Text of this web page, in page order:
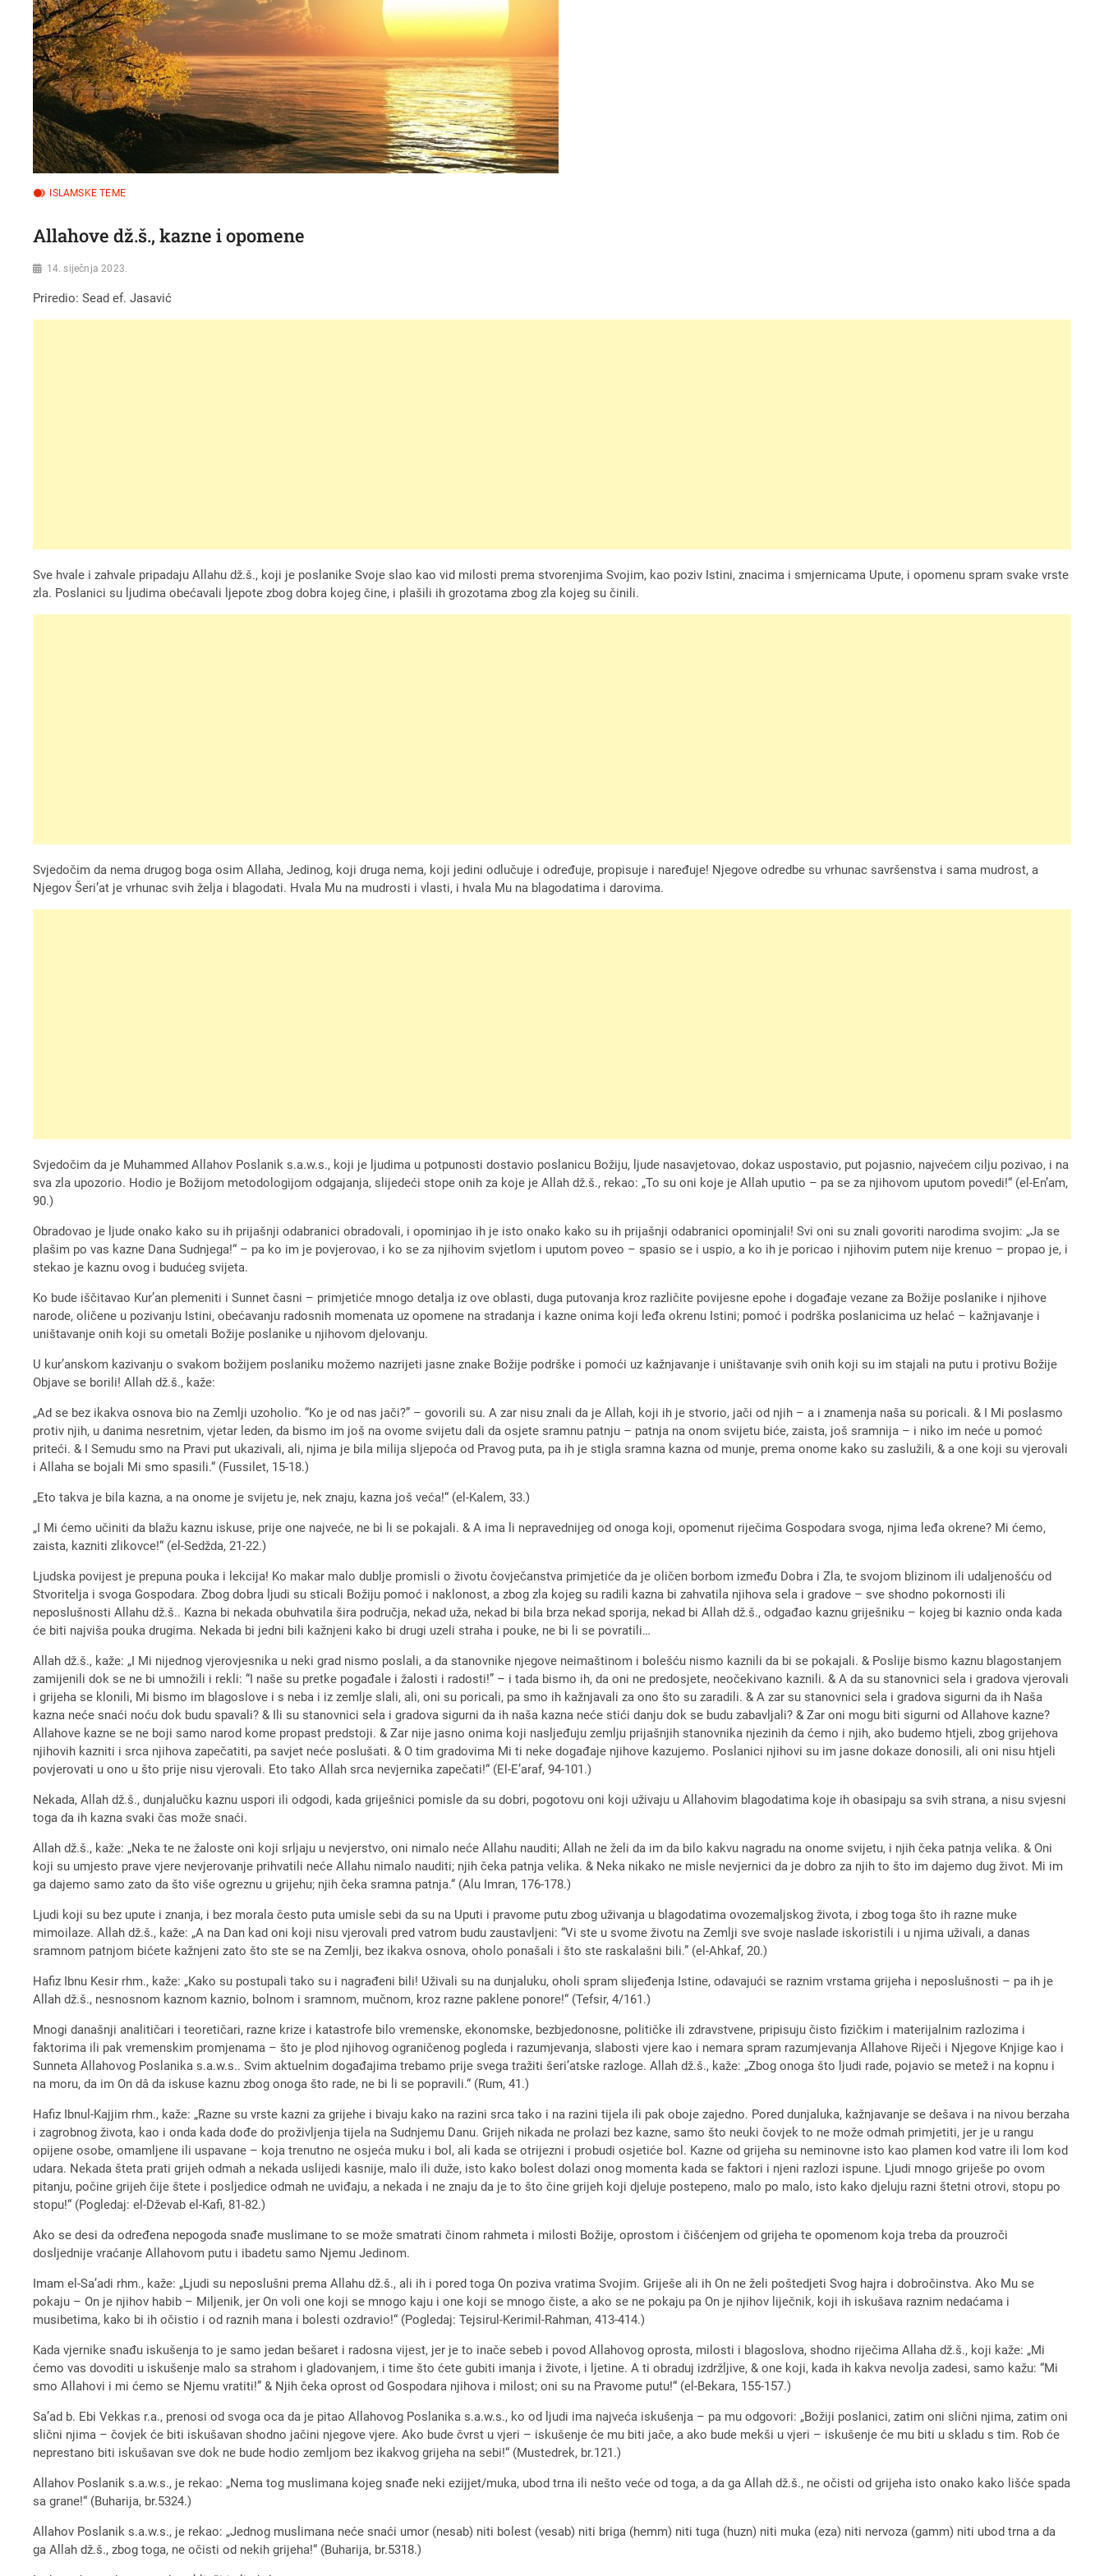
ISLAMSKE TEME
Allahove dž.š., kazne i opomene
14. siječnja 2023.
Priredio: Sead ef. Jasavić
Sve hvale i zahvale pripadaju Allahu dž.š., koji je poslanike Svoje slao kao vid milosti prema stvorenjima Svojim, kao poziv Istini, znacima i smjernicama Upute, i opomenu spram svake vrste
zla. Poslanici su ljudima obećavali ljepote zbog dobra kojeg čine, i plašili ih grozotama zbog zla kojeg su činili.
Svjedočim da nema drugog boga osim Allaha, Jedinog, koji druga nema, koji jedini odlučuje i određuje, propisuje i naređuje! Njegove odredbe su vrhunac savršenstva i sama mudrost, a
Njegov Šeri’at je vrhunac svih želja i blagodati. Hvala Mu na mudrosti i vlasti, i hvala Mu na blagodatima i darovima.
Svjedočim da je Muhammed Allahov Poslanik s.a.w.s., koji je ljudima u potpunosti dostavio poslanicu Božiju, ljude nasavjetovao, dokaz uspostavio, put pojasnio, najvećem cilju pozivao, i na
sva zla upozorio. Hodio je Božijom metodologijom odgajanja, slijedeći stope onih za koje je Allah dž.š., rekao: „To su oni koje je Allah uputio – pa se za njihovom uputom povedi!“ (el-En’am,
90.)
Obradovao je ljude onako kako su ih prijašnji odabranici obradovali, i opominjao ih je isto onako kako su ih prijašnji odabranici opominjali! Svi oni su znali govoriti narodima svojim: „Ja se
plašim po vas kazne Dana Sudnjega!“ – pa ko im je povjerovao, i ko se za njihovim svjetlom i uputom poveo – spasio se i uspio, a ko ih je poricao i njihovim putem nije krenuo – propao je, i
stekao je kaznu ovog i budućeg svijeta.
Ko bude iščitavao Kur’an plemeniti i Sunnet časni – primjetiće mnogo detalja iz ove oblasti, duga putovanja kroz različite povijesne epohe i događaje vezane za Božije poslanike i njihove
narode, oličene u pozivanju Istini, obećavanju radosnih momenata uz opomene na stradanja i kazne onima koji leđa okrenu Istini; pomoć i podrška poslanicima uz helać – kažnjavanje i
uništavanje onih koji su ometali Božije poslanike u njihovom djelovanju.
U kur’anskom kazivanju o svakom božijem poslaniku možemo nazrijeti jasne znake Božije podrške i pomoći uz kažnjavanje i uništavanje svih onih koji su im stajali na putu i protivu Božije
Objave se borili! Allah dž.š., kaže:
„Ad se bez ikakva osnova bio na Zemlji uzoholio. “Ko je od nas jači?” – govorili su. A zar nisu znali da je Allah, koji ih je stvorio, jači od njih – a i znamenja naša su poricali. & I Mi poslasmo
protiv njih, u danima nesretnim, vjetar leden, da bismo im još na ovome svijetu dali da osjete sramnu patnju – patnja na onom svijetu biće, zaista, još sramnija – i niko im neće u pomoć
priteći. & I Semudu smo na Pravi put ukazivali, ali, njima je bila milija sljepoća od Pravog puta, pa ih je stigla sramna kazna od munje, prema onome kako su zaslužili, & a one koji su vjerovali
i Allaha se bojali Mi smo spasili.“ (Fussilet, 15-18.)
„Eto takva je bila kazna, a na onome je svijetu je, nek znaju, kazna još veća!“ (el-Kalem, 33.)
„I Mi ćemo učiniti da blažu kaznu iskuse, prije one najveće, ne bi li se pokajali. & A ima li nepravednijeg od onoga koji, opomenut riječima Gospodara svoga, njima leđa okrene? Mi ćemo,
zaista, kazniti zlikovce!“ (el-Sedžda, 21-22.)
Ljudska povijest je prepuna pouka i lekcija! Ko makar malo dublje promisli o životu čovječanstva primjetiće da je oličen borbom između Dobra i Zla, te svojom blizinom ili udaljenošću od
Stvoritelja i svoga Gospodara. Zbog dobra ljudi su sticali Božiju pomoć i naklonost, a zbog zla kojeg su radili kazna bi zahvatila njihova sela i gradove – sve shodno pokornosti ili
neposlušnosti Allahu dž.š.. Kazna bi nekada obuhvatila šira područja, nekad uža, nekad bi bila brza nekad sporija, nekad bi Allah dž.š., odgađao kaznu griješniku – kojeg bi kaznio onda kada
će biti najviša pouka drugima. Nekada bi jedni bili kažnjeni kako bi drugi uzeli straha i pouke, ne bi li se povratili…
Allah dž.š., kaže: „I Mi nijednog vjerovjesnika u neki grad nismo poslali, a da stanovnike njegove neimaštinom i bolešću nismo kaznili da bi se pokajali. & Poslije bismo kaznu blagostanjem
zamijenili dok se ne bi umnožili i rekli: “I naše su pretke pogađale i žalosti i radosti!” – i tada bismo ih, da oni ne predosjete, neočekivano kaznili. & A da su stanovnici sela i gradova vjerovali
i grijeha se klonili, Mi bismo im blagoslove i s neba i iz zemlje slali, ali, oni su poricali, pa smo ih kažnjavali za ono što su zaradili. & A zar su stanovnici sela i gradova sigurni da ih Naša
kazna neće snaći noću dok budu spavali? & Ili su stanovnici sela i gradova sigurni da ih naša kazna neće stići danju dok se budu zabavljali? & Zar oni mogu biti sigurni od Allahove kazne?
Allahove kazne se ne boji samo narod kome propast predstoji. & Zar nije jasno onima koji nasljeđuju zemlju prijašnjih stanovnika njezinih da ćemo i njih, ako budemo htjeli, zbog grijehova
njihovih kazniti i srca njihova zapečatiti, pa savjet neće poslušati. & O tim gradovima Mi ti neke događaje njihove kazujemo. Poslanici njihovi su im jasne dokaze donosili, ali oni nisu htjeli
povjerovati u ono u što prije nisu vjerovali. Eto tako Allah srca nevjernika zapečati!“ (El-E’araf, 94-101.)
Nekada, Allah dž.š., dunjalučku kaznu uspori ili odgodi, kada griješnici pomisle da su dobri, pogotovu oni koji uživaju u Allahovim blagodatima koje ih obasipaju sa svih strana, a nisu svjesni
toga da ih kazna svaki čas može snaći.
Allah dž.š., kaže: „Neka te ne žaloste oni koji srljaju u nevjerstvo, oni nimalo neće Allahu nauditi; Allah ne želi da im da bilo kakvu nagradu na onome svijetu, i njih čeka patnja velika. & Oni
koji su umjesto prave vjere nevjerovanje prihvatili neće Allahu nimalo nauditi; njih čeka patnja velika. & Neka nikako ne misle nevjernici da je dobro za njih to što im dajemo dug život. Mi im
ga dajemo samo zato da što više ogreznu u grijehu; njih čeka sramna patnja.“ (Alu Imran, 176-178.)
Ljudi koji su bez upute i znanja, i bez morala često puta umisle sebi da su na Uputi i pravome putu zbog uživanja u blagodatima ovozemaljskog života, i zbog toga što ih razne muke
mimoilaze. Allah dž.š., kaže: „A na Dan kad oni koji nisu vjerovali pred vatrom budu zaustavljeni: “Vi ste u svome životu na Zemlji sve svoje naslade iskoristili i u njima uživali, a danas
sramnom patnjom bićete kažnjeni zato što ste se na Zemlji, bez ikakva osnova, oholo ponašali i što ste raskalašni bili.” (el-Ahkaf, 20.)
Hafiz Ibnu Kesir rhm., kaže: „Kako su postupali tako su i nagrađeni bili! Uživali su na dunjaluku, oholi spram slijeđenja Istine, odavajući se raznim vrstama grijeha i neposlušnosti – pa ih je
Allah dž.š., nesnosnom kaznom kaznio, bolnom i sramnom, mučnom, kroz razne paklene ponore!“ (Tefsir, 4/161.)
Mnogi današnji analitičari i teoretičari, razne krize i katastrofe bilo vremenske, ekonomske, bezbjedonosne, političke ili zdravstvene, pripisuju čisto fizičkim i materijalnim razlozima i
faktorima ili pak vremenskim promjenama – što je plod njihovog ograničenog pogleda i razumjevanja, slabosti vjere kao i nemara spram razumjevanja Allahove Riječi i Njegove Knjige kao i
Sunneta Allahovog Poslanika s.a.w.s.. Svim aktuelnim događajima trebamo prije svega tražiti šeri’atske razloge. Allah dž.š., kaže: „Zbog onoga što ljudi rade, pojavio se metež i na kopnu i
na moru, da im On dâ da iskuse kaznu zbog onoga što rade, ne bi li se popravili.“ (Rum, 41.)
Hafiz Ibnul-Kajjim rhm., kaže: „Razne su vrste kazni za grijehe i bivaju kako na razini srca tako i na razini tijela ili pak oboje zajedno. Pored dunjaluka, kažnjavanje se dešava i na nivou berzaha
i zagrobnog života, kao i onda kada dođe do proživljenja tijela na Sudnjemu Danu. Grijeh nikada ne prolazi bez kazne, samo što neuki čovjek to ne može odmah primjetiti, jer je u rangu
opijene osobe, omamljene ili uspavane – koja trenutno ne osjeća muku i bol, ali kada se otrijezni i probudi osjetiće bol. Kazne od grijeha su neminovne isto kao plamen kod vatre ili lom kod
udara. Nekada šteta prati grijeh odmah a nekada uslijedi kasnije, malo ili duže, isto kako bolest dolazi onog momenta kada se faktori i njeni razlozi ispune. Ljudi mnogo griješe po ovom
pitanju, počine grijeh čije štete i posljedice odmah ne uviđaju, a nekada i ne znaju da je to što čine grijeh koji djeluje postepeno, malo po malo, isto kako djeluju razni štetni otrovi, stopu po
stopu!“ (Pogledaj: el-Dževab el-Kafi, 81-82.)
Ako se desi da određena nepogoda snađe muslimane to se može smatrati činom rahmeta i milosti Božije, oprostom i čišćenjem od grijeha te opomenom koja treba da prouzroči
dosljednije vraćanje Allahovom putu i ibadetu samo Njemu Jedinom.
Imam el-Sa’adi rhm., kaže: „Ljudi su neposlušni prema Allahu dž.š., ali ih i pored toga On poziva vratima Svojim. Griješe ali ih On ne želi poštedjeti Svog hajra i dobročinstva. Ako Mu se
pokaju – On je njihov habib – Miljenik, jer On voli one koji se mnogo kaju i one koji se mnogo čiste, a ako se ne pokaju pa On je njihov liječnik, koji ih iskušava raznim nedaćama i
musibetima, kako bi ih očistio i od raznih mana i bolesti ozdravio!“ (Pogledaj: Tejsirul-Kerimil-Rahman, 413-414.)
Kada vjernike snađu iskušenja to je samo jedan bešaret i radosna vijest, jer je to inače sebeb i povod Allahovog oprosta, milosti i blagoslova, shodno riječima Allaha dž.š., koji kaže: „Mi
ćemo vas dovoditi u iskušenje malo sa strahom i gladovanjem, i time što ćete gubiti imanja i živote, i ljetine. A ti obraduj izdržljive, & one koji, kada ih kakva nevolja zadesi, samo kažu: “Mi
smo Allahovi i mi ćemo se Njemu vratiti!” & Njih čeka oprost od Gospodara njihova i milost; oni su na Pravome putu!“ (el-Bekara, 155-157.)
Sa’ad b. Ebi Vekkas r.a., prenosi od svoga oca da je pitao Allahovog Poslanika s.a.w.s., ko od ljudi ima najveća iskušenja – pa mu odgovori: „Božiji poslanici, zatim oni slični njima, zatim oni
slični njima – čovjek će biti iskušavan shodno jačini njegove vjere. Ako bude čvrst u vjeri – iskušenje će mu biti jače, a ako bude mekši u vjeri – iskušenje će mu biti u skladu s tim. Rob će
neprestano biti iskušavan sve dok ne bude hodio zemljom bez ikakvog grijeha na sebi!“ (Mustedrek, br.121.)
Allahov Poslanik s.a.w.s., je rekao: „Nema tog muslimana kojeg snađe neki ezijjet/muka, ubod trna ili nešto veće od toga, a da ga Allah dž.š., ne očisti od grijeha isto onako kako lišće spada
sa grane!“ (Buharija, br.5324.)
Allahov Poslanik s.a.w.s., je rekao: „Jednog muslimana neće snaći umor (nesab) niti bolest (vesab) niti briga (hemm) niti tuga (huzn) niti muka (eza) niti nervoza (gamm) niti ubod trna a da
ga Allah dž.š., zbog toga, ne očisti od nekih grijeha!“ (Buharija, br.5318.)